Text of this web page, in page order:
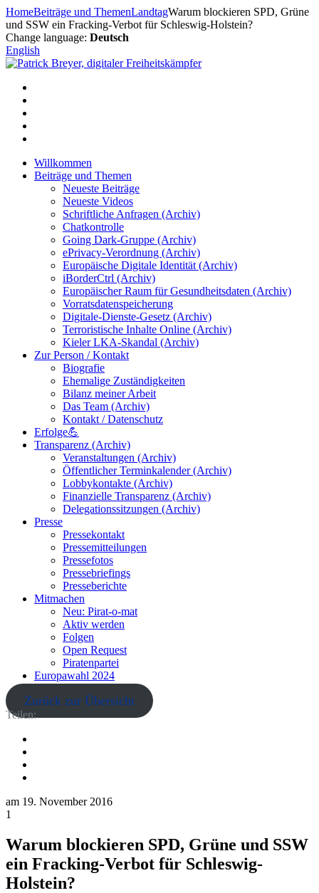
Zum
Inhalt
springen
HomeBeiträge und ThemenLandtagWarum blockieren SPD, Grüne
und SSW ein Fracking-Verbot für Schleswig-Holstein?
Change language: Deutsch
English
Willkommen
Beiträge und Themen
Neueste Beiträge
Neueste Videos
Schriftliche Anfragen (Archiv)
Chatkontrolle
Going Dark-Gruppe (Archiv)
ePrivacy-Verordnung (Archiv)
Europäische Digitale Identität (Archiv)
iBorderCtrl (Archiv)
Europäischer Raum für Gesundheitsdaten (Archiv)
Vorratsdatenspeicherung
Digitale-Dienste-Gesetz (Archiv)
Terroristische Inhalte Online (Archiv)
Kieler LKA-Skandal (Archiv)
Zur Person / Kontakt
Biografie
Ehemalige Zuständigkeiten
Bilanz meiner Arbeit
Das Team (Archiv)
Kontakt / Datenschutz
Erfolge💪
Transparenz (Archiv)
Veranstaltungen (Archiv)
Öffentlicher Terminkalender (Archiv)
Lobbykontakte (Archiv)
Finanzielle Transparenz (Archiv)
Delegationssitzungen (Archiv)
Presse
Pressekontakt
Pressemitteilungen
Pressefotos
Pressebriefings
Presseberichte
Mitmachen
Neu: Pirat-o-mat
Aktiv werden
Folgen
Open Request
Piratenpartei
Europawahl 2024
Zurück zur Übersicht
Teilen:
am 19. November 2016
1
Warum blockieren SPD, Grüne und SSW
ein Fracking-Verbot für Schleswig-
Holstein?